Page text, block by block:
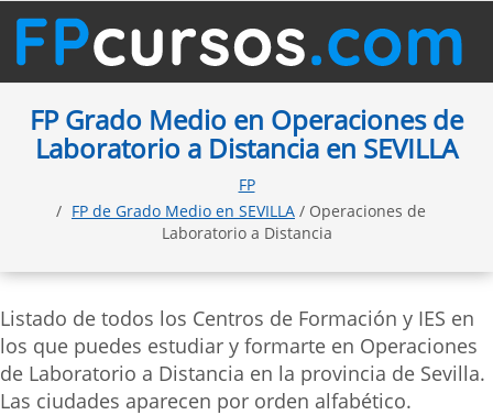
FP Grado Medio en Operaciones de
Laboratorio a Distancia en SEVILLA
FP
FP de Grado Medio en SEVILLA / Operaciones de
Laboratorio a Distancia
Listado de todos los Centros de Formación y IES en
los que puedes estudiar y formarte en Operaciones
de Laboratorio a Distancia en la provincia de Sevilla.
Las ciudades aparecen por orden alfabético.